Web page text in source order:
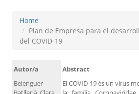
Home
Plan de Empresa para el
del COVID-19
Autor/a
Belenguer
Abstract
El COVID-19 és un virus